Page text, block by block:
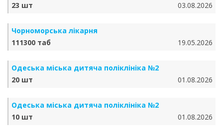
23 шт
03.08.2026
Чорноморська лікарня
111300 таб
19.05.2026
Одеська міська дитяча поліклініка №2
20 шт
01.08.2026
Одеська міська дитяча поліклініка №2
10 шт
01.08.2026